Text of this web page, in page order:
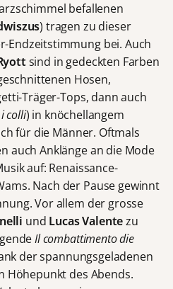
befallenen
) tragen zu dieser
Endzeitstimmung bei. Auch
sind in gedeckten Farben
Hosen,
Träger-Tops, dann auch
colli) in knöchellangem
für die Männer. Oftmals
auch Anklänge an die Mode
auf: Renaissance-
Nach der Pause gewinnt
Vor allem der grosse
und Lucas Valentezu
Il combattimento die
der spannungsgeladenen
Höhepunkt des Abends.